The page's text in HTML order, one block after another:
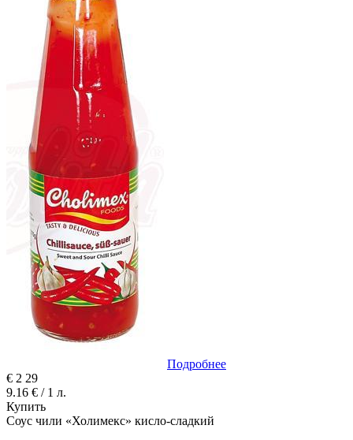
Подробнее
€ 2 29
9.16 € / 1 л.
Купить
Соус чили «Холимекс» кисло-сладкий